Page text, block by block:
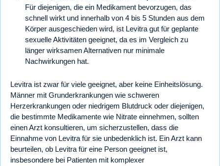
Für diejenigen, die ein Medikament bevorzugen, das
schnell wirkt und innerhalb von 4 bis 5 Stunden aus dem
Körper ausgeschieden wird, ist Levitra gut für geplante
sexuelle Aktivitäten geeignet, da es im Vergleich zu
länger wirksamen Alternativen nur minimale
Nachwirkungen hat.
Levitra ist zwar für viele geeignet, aber keine Einheitslösung.
Männer mit Grunderkrankungen wie schweren
Herzerkrankungen oder niedrigem Blutdruck oder diejenigen,
die bestimmte Medikamente wie Nitrate einnehmen, sollten
einen Arzt konsultieren, um sicherzustellen, dass die
Einnahme von Levitra für sie unbedenklich ist. Ein Arzt kann
beurteilen, ob Levitra für eine Person geeignet ist,
insbesondere bei Patienten mit komplexer